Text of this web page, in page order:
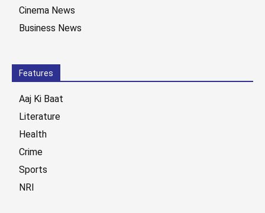
Cinema News
Business News
Features
Aaj Ki Baat
Literature
Health
Crime
Sports
NRI